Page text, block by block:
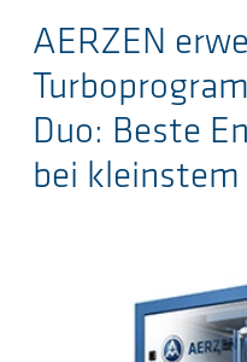
AERZEN
Duo: Beste
bei